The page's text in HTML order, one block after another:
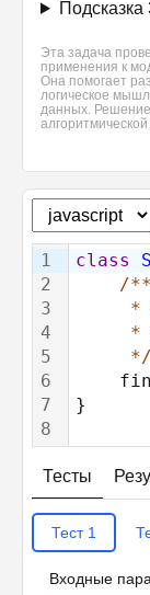
Подсказка
Эта задача
применения к
Она помогает
логическое
данных.
1
2
3
4
5
6
7
8
class
/**
*
*
     */
}
Тесты
Тест 1
Входные